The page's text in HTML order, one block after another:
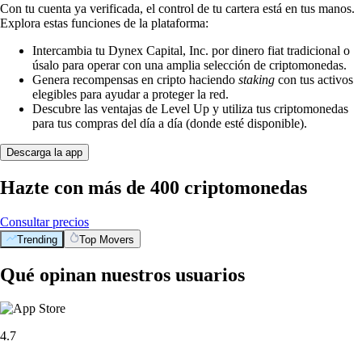
Con tu cuenta ya verificada, el control de tu cartera está en tus manos.
Explora estas funciones de la plataforma:
Intercambia tu Dynex Capital, Inc. por dinero fiat tradicional o
úsalo para operar con una amplia selección de criptomonedas.
Genera recompensas en cripto haciendo staking con tus activos
elegibles para ayudar a proteger la red.
Descubre las ventajas de Level Up y utiliza tus criptomonedas
para tus compras del día a día (donde esté disponible).
Descarga la app
Hazte con más de 400 criptomonedas
Consultar precios
Trending Top Movers
Qué opinan nuestros usuarios
4.7